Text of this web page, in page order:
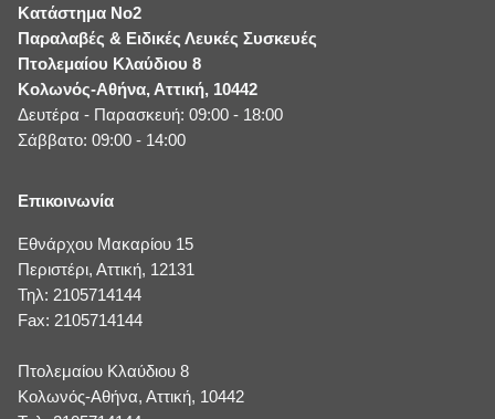
Κατάστημα No2
Παραλαβές & Ειδικές Λευκές Συσκευές
Πτολεμαίου Κλαύδιου 8
Κολωνός-Αθήνα, Αττική, 10442
Δευτέρα - Παρασκευή: 09:00 - 18:00
Σάββατο: 09:00 - 14:00
Επικοινωνία
Εθνάρχου Μακαρίου 15
Περιστέρι, Αττική, 12131
Τηλ: 2105714144
Fax: 2105714144
Πτολεμαίου Κλαύδιου 8
Κολωνός-Αθήνα, Αττική, 10442